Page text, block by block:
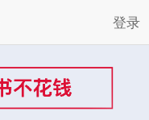
登录